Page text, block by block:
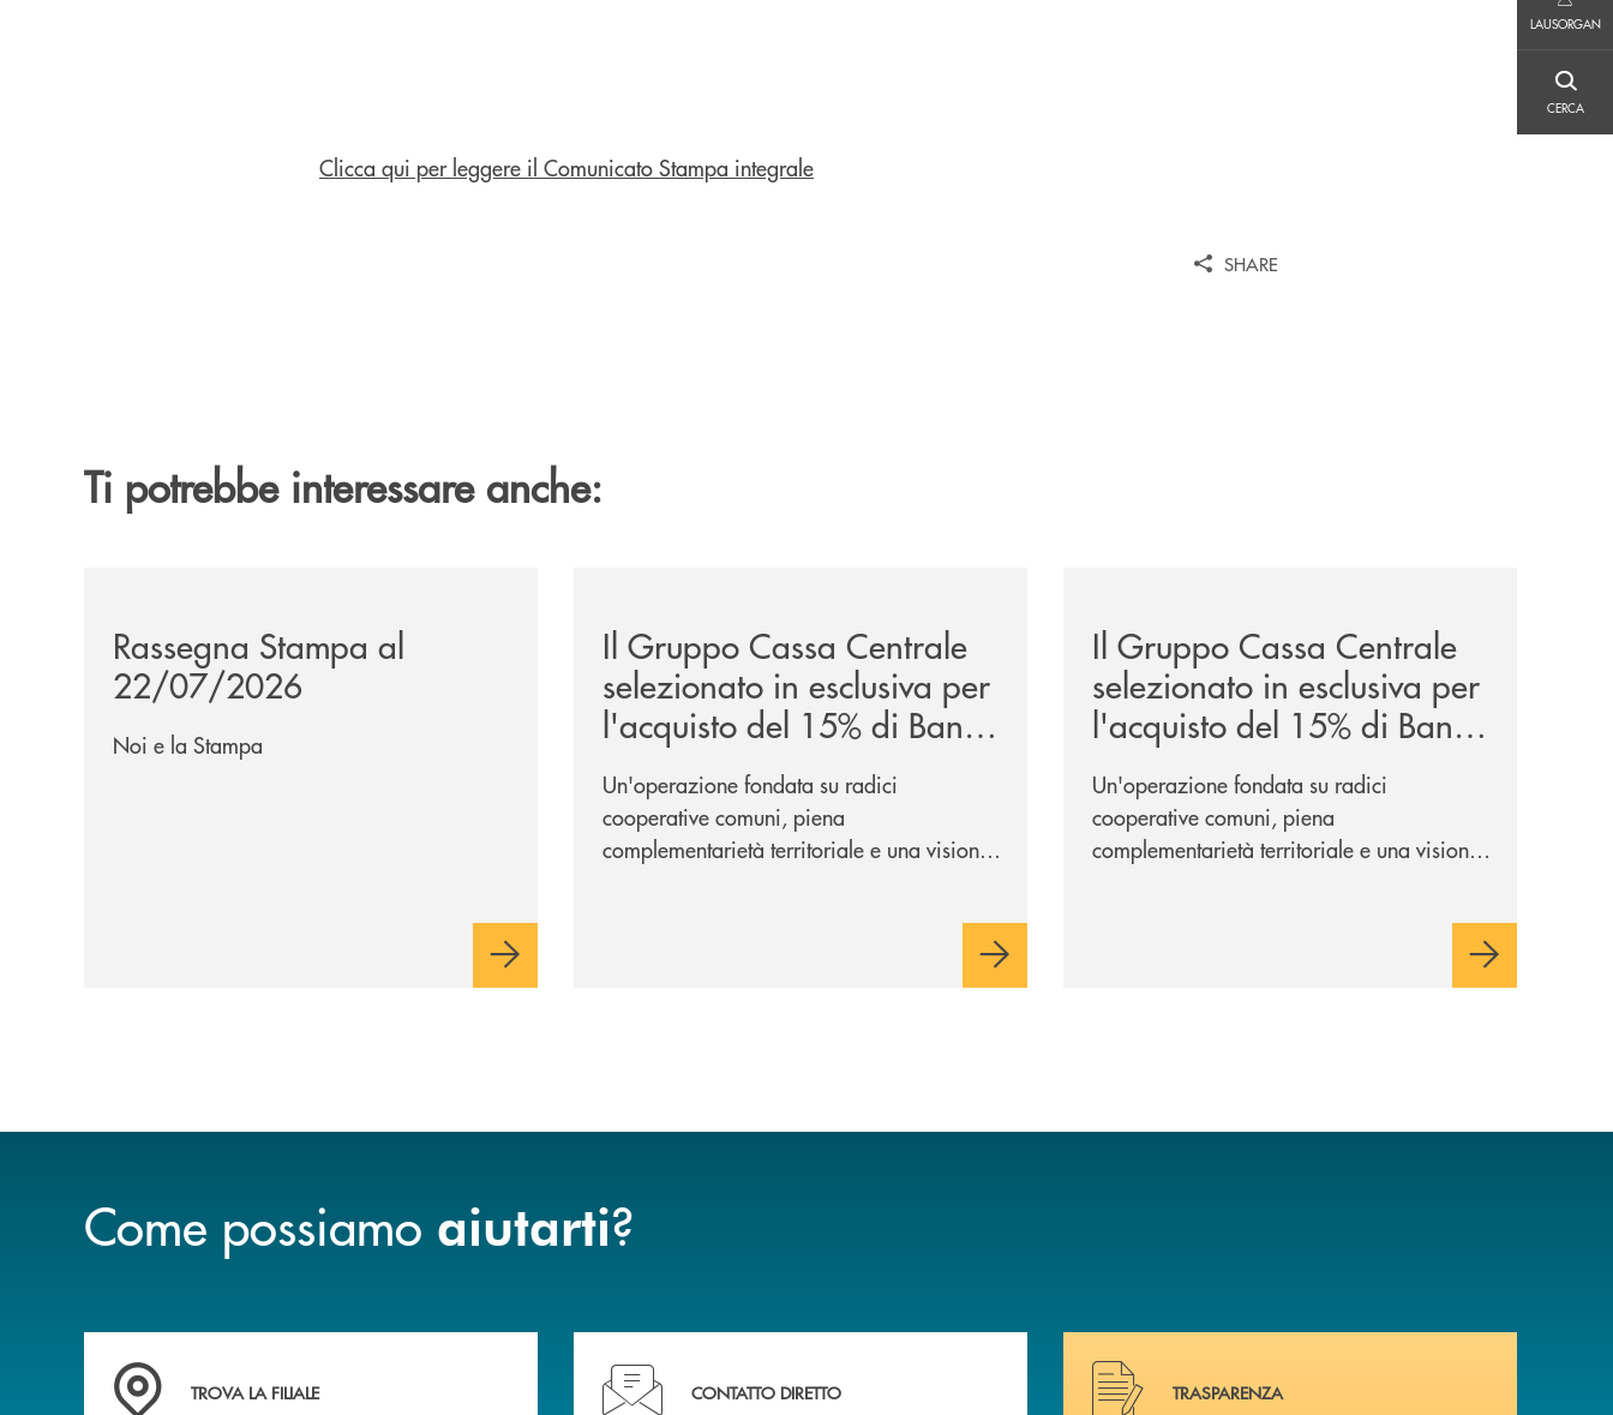
LAUSORGAN
CERCA
Clicca qui per leggere il Comunicato Stampa integrale
SHARE
Ti potrebbe interessare anche:
Rassegna Stampa al
22/07/2026
Noi e la Stampa
Il Gruppo Cassa Centrale
selezionato in esclusiva per
l'acquisto del 15% di Banca
Cambiano 1884
Un'operazione fondata su radici
cooperative comuni, piena
complementarietà territoriale e una visione
Il Gruppo Cassa Centrale
selezionato in esclusiva per
l'acquisto del 15% di Banca
Cambiano 1884
Un'operazione fondata su radici
cooperative comuni, piena
complementarietà territoriale e una visione
Come possiamo aiutarti?
Trova la filiale più vicina a Te
TROVA LA FILIALE
Hai bisogno di assistenza immediata? Contattaci !
CONTATTO DIRETTO
Hai bisogno di alcuni documenti ? Vai alla pagina
TRASPARENZA